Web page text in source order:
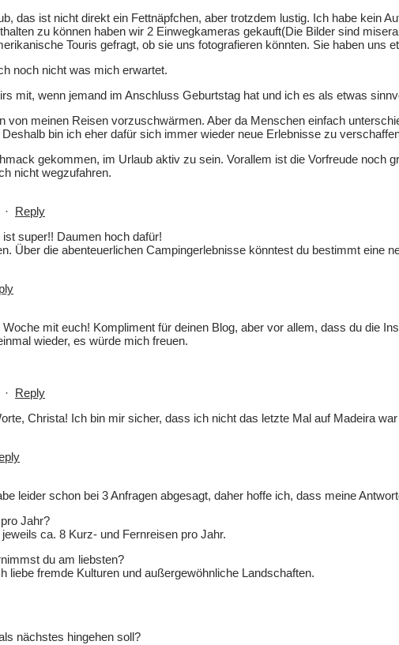
das ist nicht direkt ein Fettnäpfchen, aber trotzdem lustig. Ich habe kein
zu können haben wir 2 Einwegkameras gekauft(Die Bilder sind
Touris gefragt, ob sie uns fotografieren könnten. Sie haben uns
noch nicht was mich erwartet.
mit, wenn jemand im Anschluss Geburtstag hat und ich es als etwas
von meinen Reisen vorzuschwärmen. Aber da Menschen einfach
bin ich eher dafür sich immer wieder neue Erlebnisse zu
gekommen, im Urlaub aktiv zu sein. Vorallem ist die Vorfreude
nicht wegzufahren.
· Reply
super!! Daumen hoch dafür!
Über die abenteuerlichen Campingerlebnisse könntest du bestimmt eine
mit euch! Kompliment für deinen Blog, aber vor allem, dass du die
wieder, es würde mich freuen.
· Reply
Christa! Ich bin mir sicher, dass ich nicht das letzte Mal auf Madeira war
leider schon bei 3 Anfragen abgesagt, daher hoffe ich, dass meine
Jahr?
ca. 8 Kurz- und Fernreisen pro Jahr.
du am liebsten?
liebe fremde Kulturen und außergewöhnliche Landschaften.
nächstes hingehen soll?